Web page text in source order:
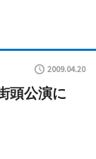
2009.04.20
頭公演に